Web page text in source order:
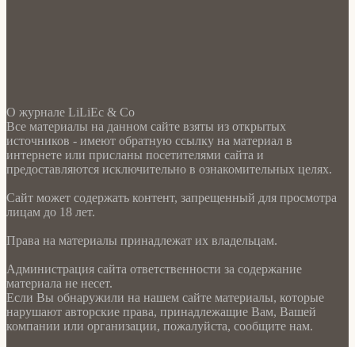
О журнале LiLiEc & Co
Все материалы на данном сайте взяты из открытых
источников - имеют обратную ссылку на материал в
интернете или присланы посетителями сайта и
предоставляются исключительно в ознакомительных целях.
Сайт может содержать контент, запрещенный для просмотра
лицам до 18 лет.
Права на материалы принадлежат их владельцам.
Администрация сайта ответственности за содержание
материала не несет.
Если Вы обнаружили на нашем сайте материалы, которые
нарушают авторские права, принадлежащие Вам, Вашей
компании или организации, пожалуйста, сообщите нам.